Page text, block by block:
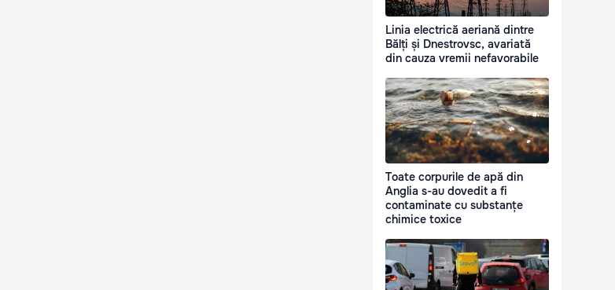
Linia electrică aeriană dintre
Bălți și Dnestrovsc, avariată
din cauza vremii nefavorabile
Toate corpurile de apă din
Anglia s-au dovedit a fi
contaminate cu substanțe
chimice toxice